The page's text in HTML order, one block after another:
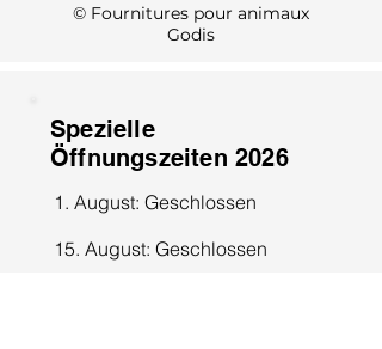
© Fournitures pour animaux
Godis
Spezielle
Öffnungszeiten 2026
1. August: Geschlossen
15. August: Geschlossen